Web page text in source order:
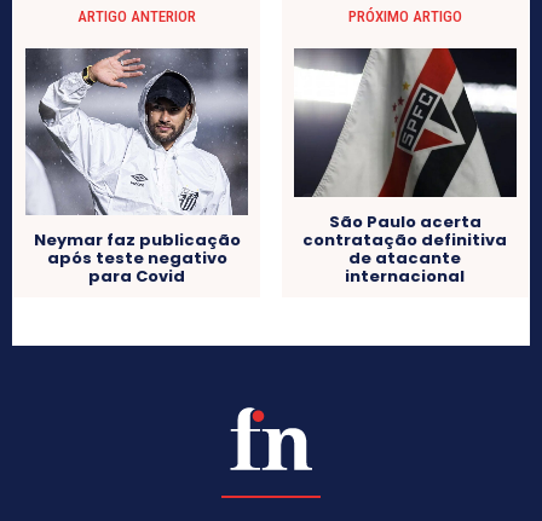
ARTIGO ANTERIOR
Neymar faz publicação
após teste negativo
para Covid
PRÓXIMO ARTIGO
São Paulo acerta
contratação definitiva
de atacante
internacional